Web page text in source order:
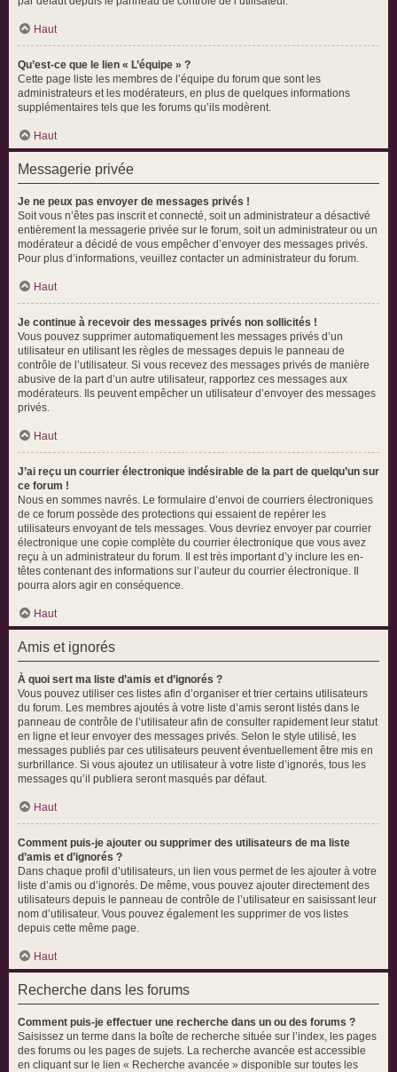
Haut
Qu’est-ce que le lien « L’équipe » ?
Cette page liste les membres de l’équipe du forum que sont les
administrateurs et les modérateurs, en plus de quelques informations
supplémentaires tels que les forums qu’ils modèrent.
Haut
Messagerie privée
Je ne peux pas envoyer de messages privés !
Soit vous n’êtes pas inscrit et connecté, soit un administrateur a désactivé
entièrement la messagerie privée sur le forum, soit un administrateur ou un
modérateur a décidé de vous empêcher d’envoyer des messages privés.
Pour plus d’informations, veuillez contacter un administrateur du forum.
Haut
Je continue à recevoir des messages privés non sollicités !
Vous pouvez supprimer automatiquement les messages privés d’un
utilisateur en utilisant les règles de messages depuis le panneau de
contrôle de l’utilisateur. Si vous recevez des messages privés de manière
abusive de la part d’un autre utilisateur, rapportez ces messages aux
modérateurs. Ils peuvent empêcher un utilisateur d’envoyer des messages
privés.
Haut
J’ai reçu un courrier électronique indésirable de la part de quelqu’un sur
ce forum !
Nous en sommes navrés. Le formulaire d’envoi de courriers électroniques
de ce forum possède des protections qui essaient de repérer les
utilisateurs envoyant de tels messages. Vous devriez envoyer par courrier
électronique une copie complète du courrier électronique que vous avez
reçu à un administrateur du forum. Il est très important d’y inclure les en-
têtes contenant des informations sur l’auteur du courrier électronique. Il
pourra alors agir en conséquence.
Haut
Amis et ignorés
À quoi sert ma liste d’amis et d’ignorés ?
Vous pouvez utiliser ces listes afin d’organiser et trier certains utilisateurs
du forum. Les membres ajoutés à votre liste d’amis seront listés dans le
panneau de contrôle de l’utilisateur afin de consulter rapidement leur statut
en ligne et leur envoyer des messages privés. Selon le style utilisé, les
messages publiés par ces utilisateurs peuvent éventuellement être mis en
surbrillance. Si vous ajoutez un utilisateur à votre liste d’ignorés, tous les
messages qu’il publiera seront masqués par défaut.
Haut
Comment puis-je ajouter ou supprimer des utilisateurs de ma liste
d’amis et d’ignorés ?
Dans chaque profil d’utilisateurs, un lien vous permet de les ajouter à votre
liste d’amis ou d’ignorés. De même, vous pouvez ajouter directement des
utilisateurs depuis le panneau de contrôle de l’utilisateur en saisissant leur
nom d’utilisateur. Vous pouvez également les supprimer de vos listes
depuis cette même page.
Haut
Recherche dans les forums
Comment puis-je effectuer une recherche dans un ou des forums ?
Saisissez un terme dans la boîte de recherche située sur l’index, les pages
des forums ou les pages de sujets. La recherche avancée est accessible
en cliquant sur le lien « Recherche avancée » disponible sur toutes les